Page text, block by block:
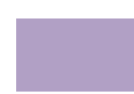
Descarregue